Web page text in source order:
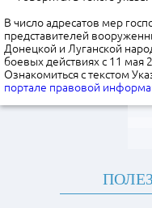
В число адресатов мер
представителей
Донецкой и Луганской
боевых действиях с 11 мая
Ознакомиться с текстом
портале правовой